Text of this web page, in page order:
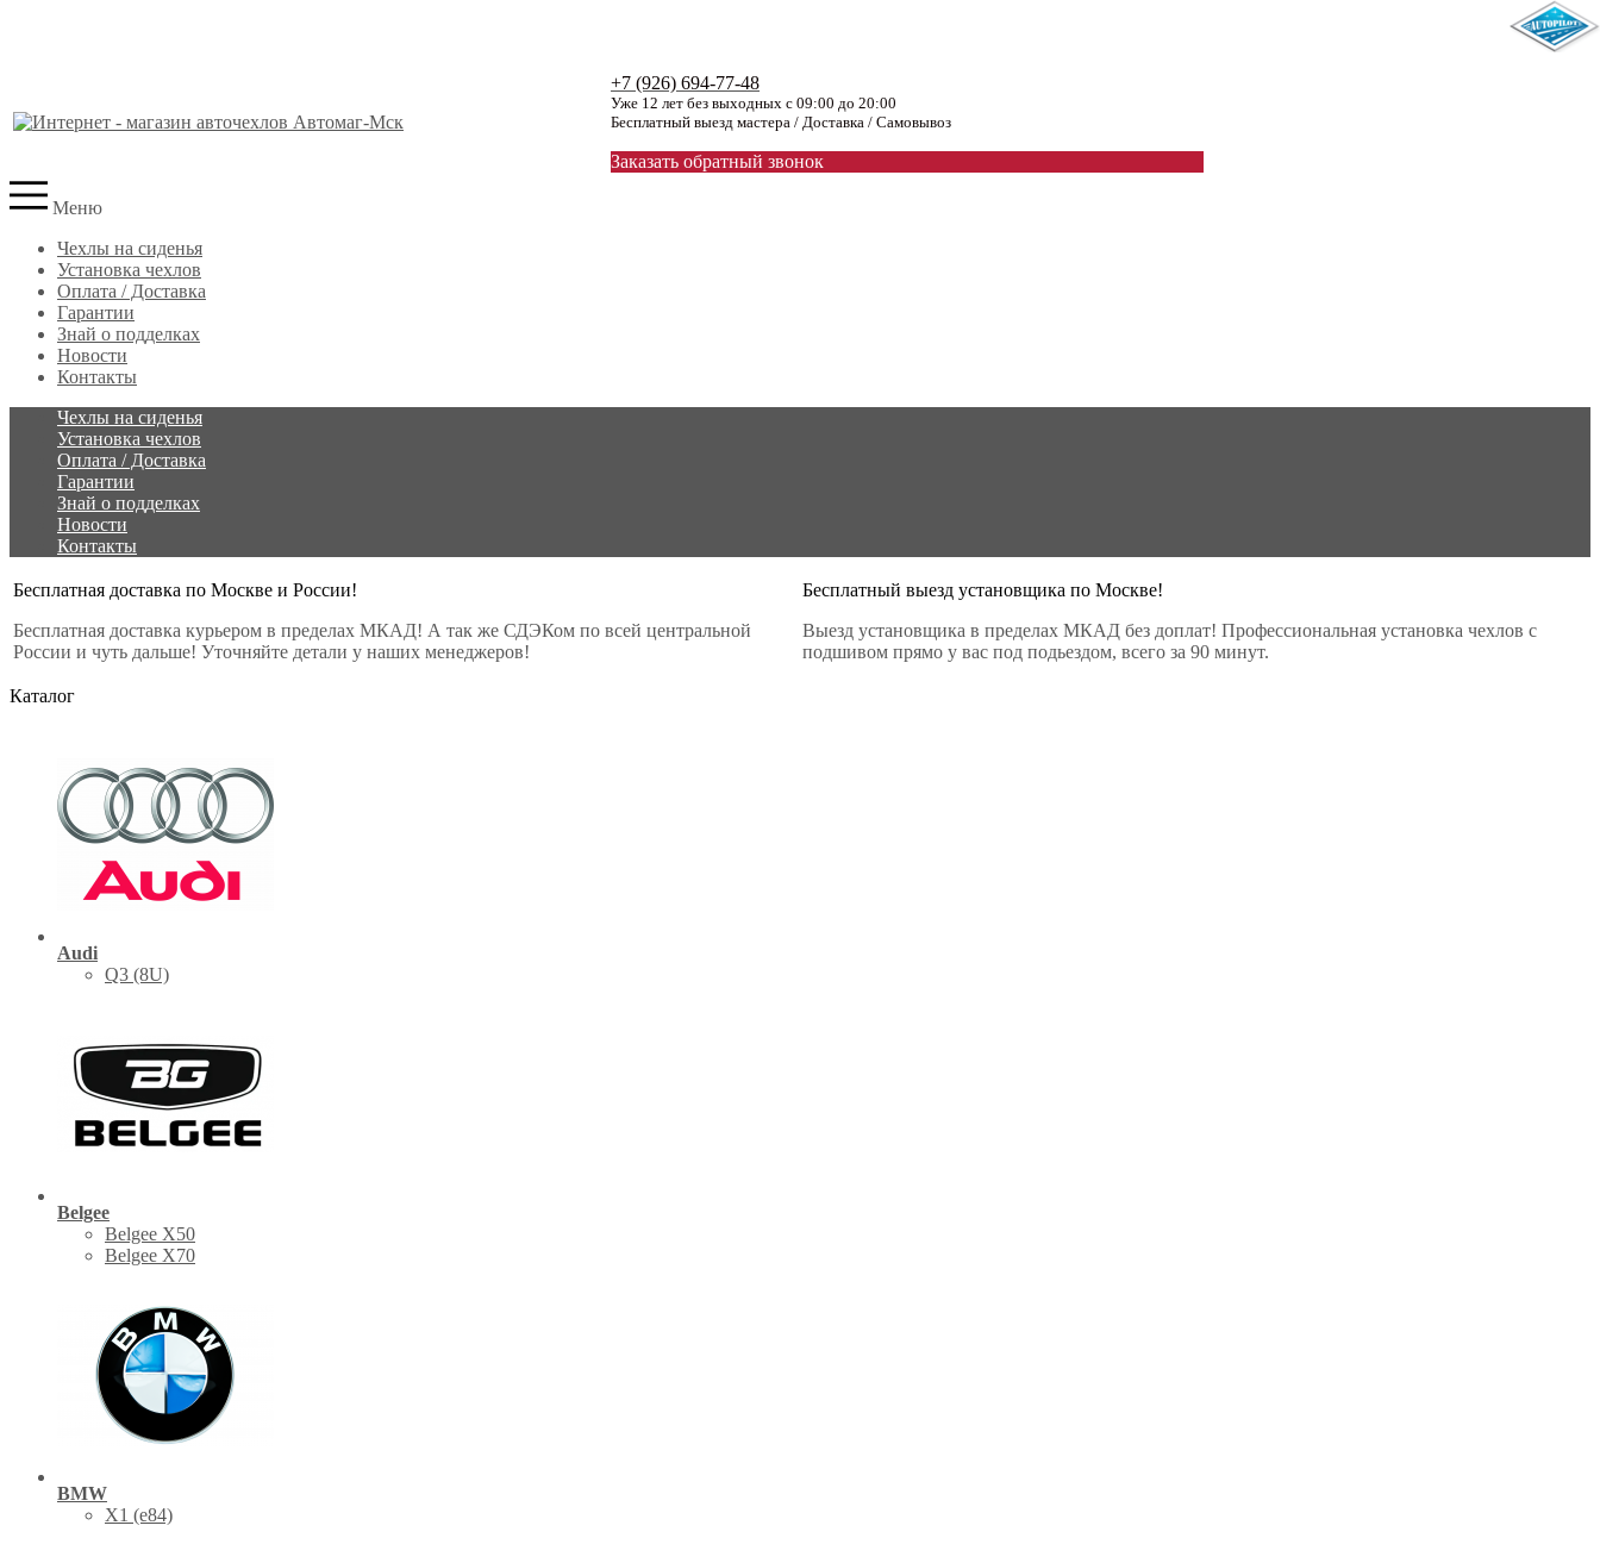
+7 (926) 694-77-48
Уже 12 лет без выходных с 09:00 до 20:00
Бесплатный выезд мастера / Доставка / Самовывоз
Заказать обратный звонок
Меню
Чехлы на сиденья
Установка чехлов
Оплата / Доставка
Гарантии
Знай о подделках
Новости
Контакты
Чехлы на сиденья
Установка чехлов
Оплата / Доставка
Гарантии
Знай о подделках
Новости
Контакты
Бесплатная доставка по Москве и России!
Бесплатная доставка курьером в пределах МКАД! А так же СДЭКом по всей центральной
России и чуть дальше! Уточняйте детали у наших менеджеров!
Бесплатный выезд установщика по Москве!
Выезд установщика в пределах МКАД без доплат! Профессиональная установка чехлов с
подшивом прямо у вас под подьездом, всего за 90 минут.
Каталог
Audi
Q3 (8U)
Belgee
Belgee X50
Belgee X70
BMW
X1 (е84)